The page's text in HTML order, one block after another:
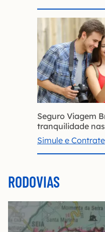
Seguro Viagem
tranquilidade
Simule e Contrate
RODOVIAS